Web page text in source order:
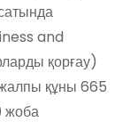
and
қорғау)
құны 665
жоба